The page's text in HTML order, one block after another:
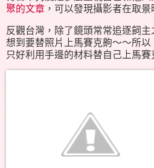
聚的文章 ，可以發現攝影者在取
反觀台灣，除了鏡頭常常追逐飼
想到要替照片上馬賽克齁～～所
只好利用手邊的材料替自己上馬賽